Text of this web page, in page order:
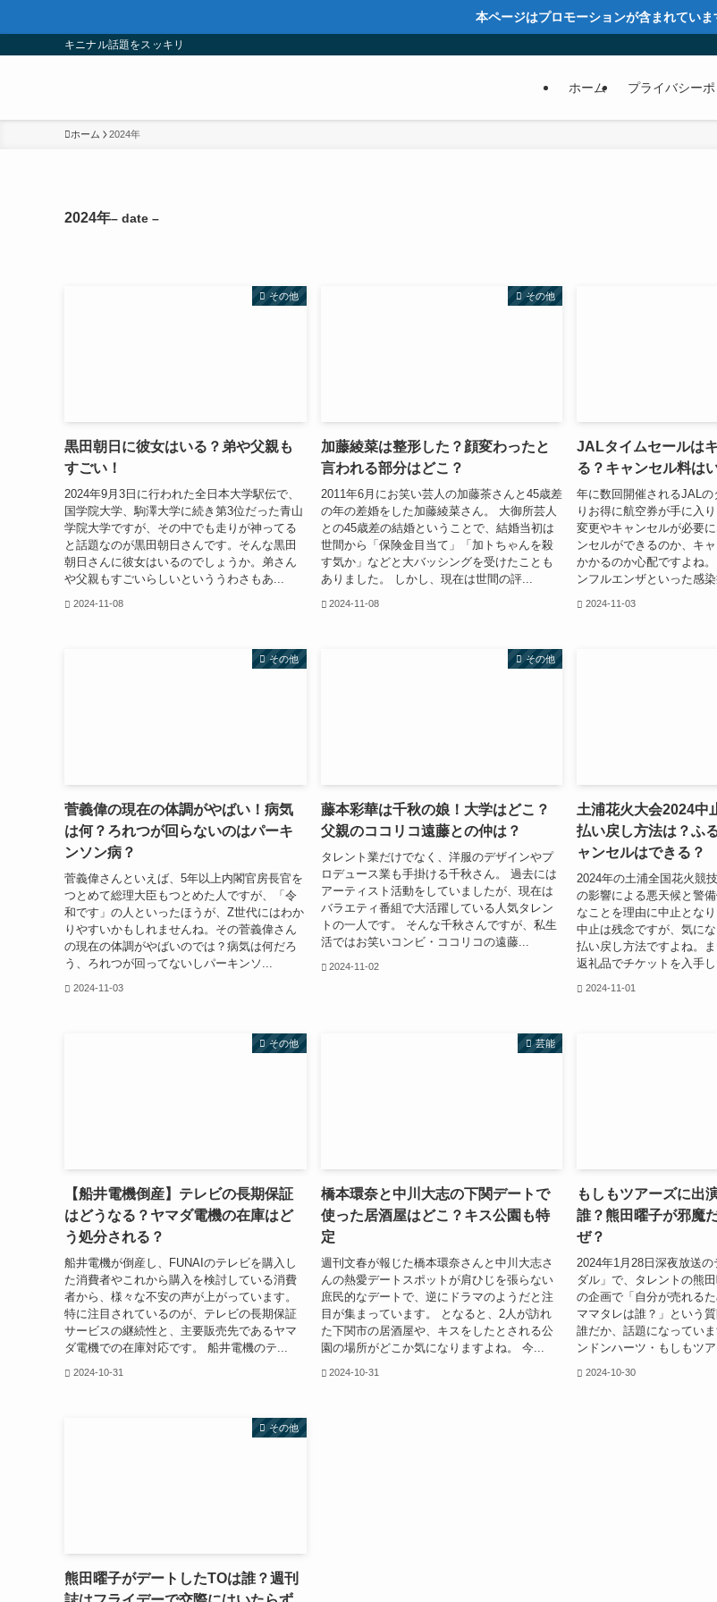
本ページはプロモーションが含まれていま
キニナル話題をスッキリ
ホーム プライバシー
ホーム 2024年
2024年– date –
その他
黒田朝日に彼女はいる？弟や父親も
すごい！
2024年9月3日に行われた全日本大学駅伝で、
国学院大学、駒澤大学に続き第3位だった青山
学院大学ですが、その中でも走りが神ってる
と話題なのが黒田朝日さんです。そんな黒田
朝日さんに彼女はいるのでしょうか。弟さん
や父親もすごいらしいといううわさもあ...
2024-11-08
その他
加藤綾菜は整形した？顔変わったと
言われる部分はどこ？
2011年6月にお笑い芸人の加藤茶さんと45歳差
の年の差婚をした加藤綾菜さん。 大御所芸人
との45歳差の結婚ということで、結婚当初は
世間から「保険金目当て」「加トちゃんを殺
す気か」などと大バッシングを受けたことも
ありました。 しかし、現在は世間の評...
2024-11-08
JALタイムセールは
る？キャンセル料は
年に数回開催されるJAL
りお得に航空券が手に入
変更やキャンセルが必要
ンセルができるのか、キ
かかるのか心配ですよね
ンフルエンザといった感染
2024-11-03
その他
菅義偉の現在の体調がやばい！病気
は何？ろれつが回らないのはパーキ
ンソン病？
菅義偉さんといえば、5年以上内閣官房長官を
つとめて総理大臣もつとめた人ですが、「令
和です」の人といったほうが、Z世代にはわか
りやすいかもしれませんね。その菅義偉さん
の現在の体調がやばいのでは？病気は何だろ
う、ろれつが回ってないしパーキンソ...
2024-11-03
その他
藤本彩華は千秋の娘！大学はどこ？
父親のココリコ遠藤との仲は？
タレント業だけでなく、洋服のデザインやプ
ロデュース業も手掛ける千秋さん。 過去には
アーティスト活動をしていましたが、現在は
バラエティ番組で大活躍している人気タレン
トの一人です。 そんな千秋さんですが、私生
活ではお笑いコンビ・ココリコの遠藤...
2024-11-02
土浦花火大会2024中
払い戻し方法は？ふ
ャンセルはできる？
2024年の土浦全国花火競
の影響による悪天候と警
なことを理由に中止とな
中止は残念ですが、気に
払い戻し方法ですよね。
返礼品でチケットを入手し
2024-11-01
その他
【船井電機倒産】テレビの長期保証
はどうなる？ヤマダ電機の在庫はど
う処分される？
船井電機が倒産し、FUNAIのテレビを購入し
た消費者やこれから購入を検討している消費
者から、様々な不安の声が上がっています。
特に注目されているのが、テレビの長期保証
サービスの継続性と、主要販売先であるヤマ
ダ電機での在庫対応です。 船井電機のテ...
2024-10-31
芸能
橋本環奈と中川大志の下関デートで
使った居酒屋はどこ？キス公園も特
定
週刊文春が報じた橋本環奈さんと中川大志さ
んの熱愛デートスポットが肩ひじを張らない
庶民的なデートで、逆にドラマのようだと注
目が集まっています。 となると、2人が訪れ
た下関市の居酒屋や、キスをしたとされる公
園の場所がどこか気になりますよね。 今...
2024-10-31
もしもツアーズに出
誰？熊田曜子が邪魔
ぜ？
2024年1月28日深夜放送
ダル」で、タレントの熊
の企画で「自分が売れる
ママタレは誰？」という
誰だか、話題になってい
ンドンハーツ・もしもツア
2024-10-30
その他
熊田曜子がデートしたTOは誰？週刊